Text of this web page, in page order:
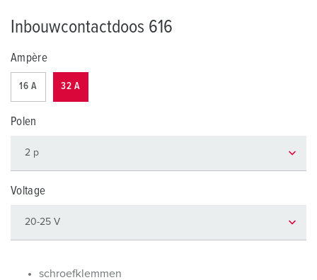
Inbouwcontactdoos 616
Ampère
16 A 32 A
Polen
Voltage
schroefklemmen